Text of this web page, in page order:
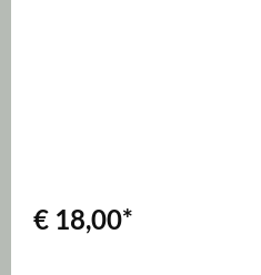
€ 18,00*